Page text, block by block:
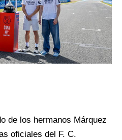
de los hermanos Márquez
oficiales del F. C.